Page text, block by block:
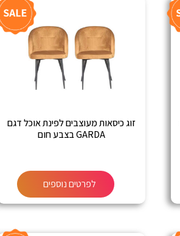
זוג כיסאות מעוצבים לפינת אוכל דגם
GARDA בצבע חום
לפרטים נוספים